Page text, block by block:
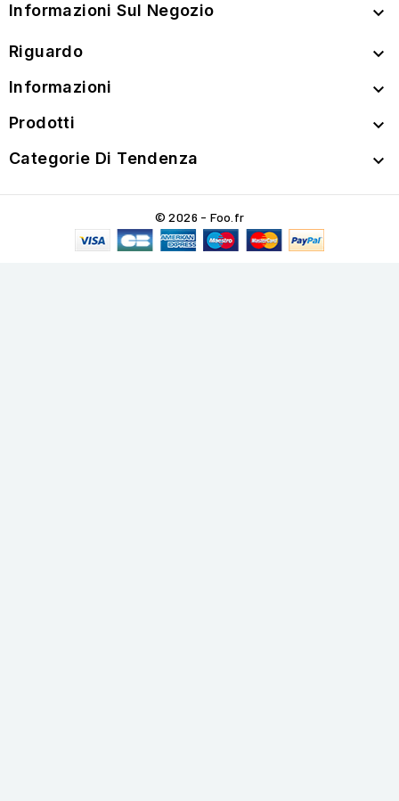
Informazioni Sul Negozio 
Riguardo 
Informazioni 
Prodotti 
Categorie Di Tendenza 
© 2026 - Foo.fr